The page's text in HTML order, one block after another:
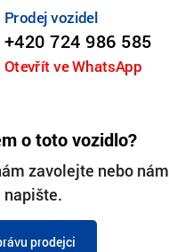
Prodej vozidel
+420 724 986 585
Otevřít ve WhatsApp
o toto vozidlo?
zavolejte nebo nám
napište.
prodejci